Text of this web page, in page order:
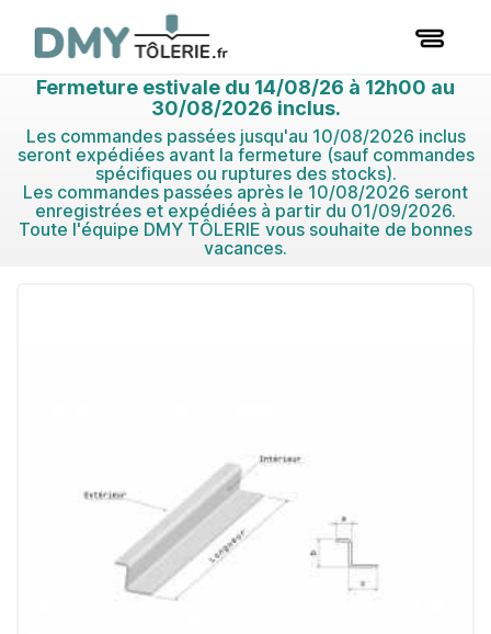
Fermeture estivale du 14/08/26 à 12h00 au
30/08/2026 inclus.
Les commandes passées jusqu'au 10/08/2026 inclus
seront expédiées avant la fermeture (sauf commandes
spécifiques ou ruptures des stocks).
Les commandes passées après le 10/08/2026 seront
enregistrées et expédiées à partir du 01/09/2026.
Toute l'équipe DMY TÔLERIE vous souhaite de bonnes
vacances.